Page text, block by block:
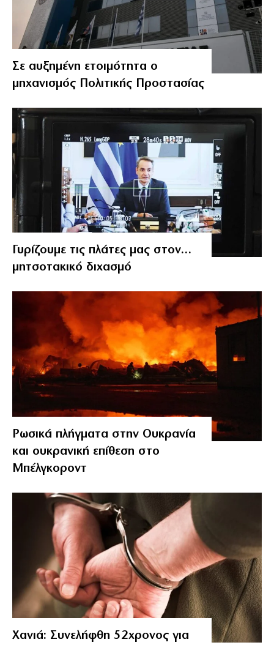
Σε αυξημένη ετοιμότητα ο
μηχανισμός Πολιτικής Προστασίας
Γυρίζουμε τις πλάτες μας στον…
μητσοτακικό διχασμό
Ρωσικά πλήγματα στην Ουκρανία
και ουκρανική επίθεση στο
Μπέλγκοροντ
Χανιά: Συνελήφθη 52χρονος για